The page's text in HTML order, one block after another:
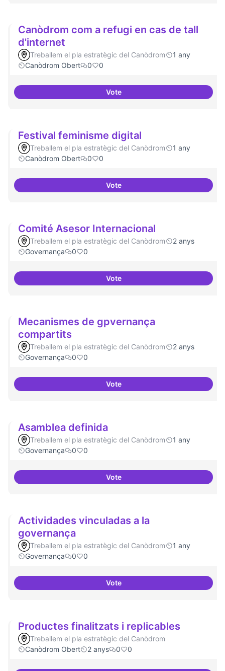
Canòdrom com a refugi en cas de tall
d'internet
Treballem el pla estratègic del Canòdrom
1 any
Canòdrom Obert
0 0
VoteCanòdrom com a refugi en cas
Festival feminisme digital
Treballem el pla estratègic del Canòdrom
1 any
Canòdrom Obert
0 0
VoteFestival feminisme digital
Comité Asesor Internacional
Treballem el pla estratègic del Canòdrom
2 anys
Governança
0 0
VoteComité Asesor Internacional
Mecanismes de gpvernança
compartits
Treballem el pla estratègic del Canòdrom
2 anys
Governança
0 0
VoteMecanismes de gpvernança
Asamblea definida
Treballem el pla estratègic del Canòdrom
1 any
Governança
0 0
VoteAsamblea definida
Actividades vinculadas a la
governança
Treballem el pla estratègic del Canòdrom
1 any
Governança
0 0
VoteActividades vinculadas a la
Productes finalitzats i replicables
Treballem el pla estratègic del Canòdrom
Canòdrom Obert
2 anys 0 0